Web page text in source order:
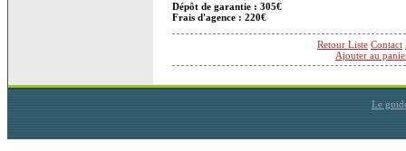
Dépôt de garantie : 305€
Frais d'agence : 220€
Retour Liste Contact
Ajouter au
Le